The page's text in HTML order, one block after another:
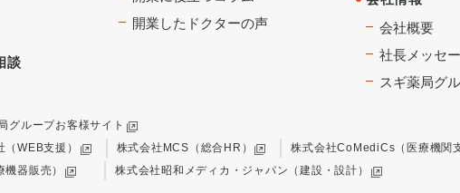
談
開業したドクターの声
会社概要
社長メッセ
スギ薬局グ
グループお客様サイト
WEB支援）
株式会社MCS（総合HR）
株式会社CoMediCs（医療機関
器販売）
株式会社昭和メディカ・ジャパン（建設・設計）